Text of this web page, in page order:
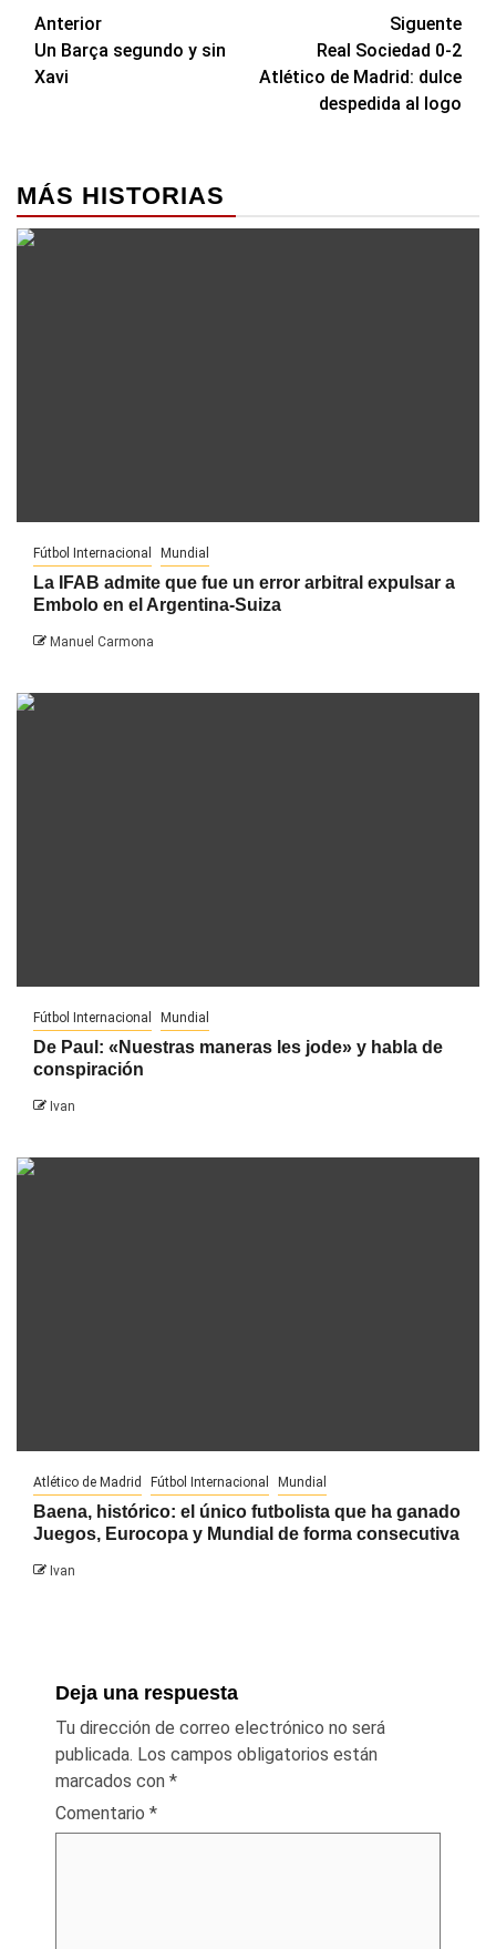
Navegación
de
Anterior
Un Barça segundo y sin
Xavi
Siguente
Real Sociedad 0-2
Atlético de Madrid: dulce
despedida al logo
MÁS HISTORIAS
Fútbol Internacional Mundial
La IFAB admite que fue un error arbitral expulsar a
Embolo en el Argentina-Suiza
Manuel Carmona
Fútbol Internacional Mundial
De Paul: «Nuestras maneras les jode» y habla de
conspiración
Ivan
Atlético de Madrid Fútbol Internacional Mundial
Baena, histórico: el único futbolista que ha ganado
Juegos, Eurocopa y Mundial de forma consecutiva
Ivan
Deja una respuesta
Tu dirección de correo electrónico no será
publicada. Los campos obligatorios están
marcados con *
Comentario *